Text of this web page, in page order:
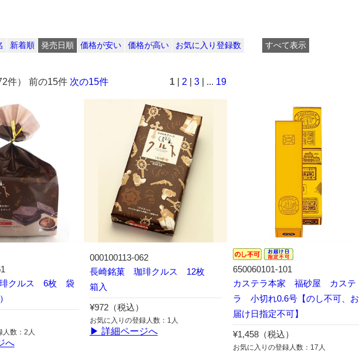
新着順 発売日順 価格が安い 価格が高い お気に入り登録数 すべて表示
件） 前の15件 次の15件 1 2 3 | ... 19
クルス 6枚 袋
人数：2人
へ
000100113-062
長崎銘菓 珈琲クルス 12枚
箱入
¥972（税込）
お気に入りの登録人数：1人
▶ 詳細ページへ
650060101-101
カステラ本家 福砂屋 カステ
ラ 小切れ0.6号【のし不可、お
届け日指定不可】
¥1,458（税込）
お気に入りの登録人数：17人